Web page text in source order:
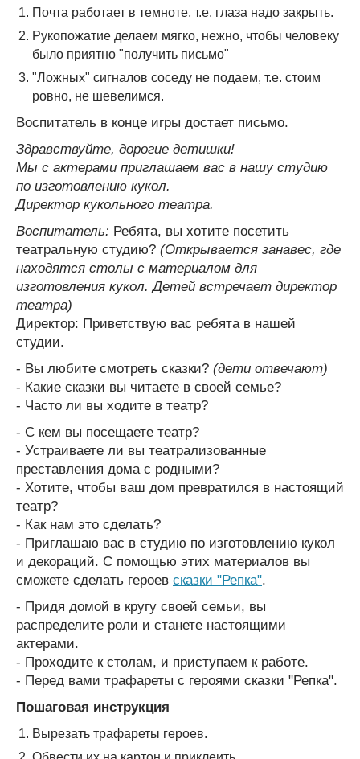
Почта работает в темноте, т.е. глаза надо закрыть.
Рукопожатие делаем мягко, нежно, чтобы человеку
было приятно "получить письмо"
"Ложных" сигналов соседу не подаем, т.е. стоим
ровно, не шевелимся.
Воспитатель в конце игры достает письмо.
Здравствуйте, дорогие детишки!
Мы с актерами приглашаем вас в нашу студию
по изготовлению кукол.
Директор кукольного театра.
Воспитатель: Ребята, вы хотите посетить
театральную студию? (Открывается занавес, где
находятся столы с материалом для
изготовления кукол. Детей встречает директор
театра)
Директор: Приветствую вас ребята в нашей
студии.
- Вы любите смотреть сказки? (дети отвечают)
- Какие сказки вы читаете в своей семье?
- Часто ли вы ходите в театр?
- С кем вы посещаете театр?
- Устраиваете ли вы театрализованные
преставления дома с родными?
- Хотите, чтобы ваш дом превратился в настоящий
театр?
- Как нам это сделать?
- Приглашаю вас в студию по изготовлению кукол
и декораций. С помощью этих материалов вы
сможете сделать героев сказки "Репка".
- Придя домой в кругу своей семьи, вы
распределите роли и станете настоящими
актерами.
- Проходите к столам, и приступаем к работе.
- Перед вами трафареты с героями сказки "Репка".
Пошаговая инструкция
Вырезать трафареты героев.